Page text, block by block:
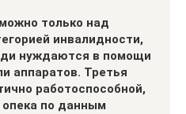
только над
инвалидности,
нуждаются в помощи
аппаратов. Третья
работоспособной,
по данным